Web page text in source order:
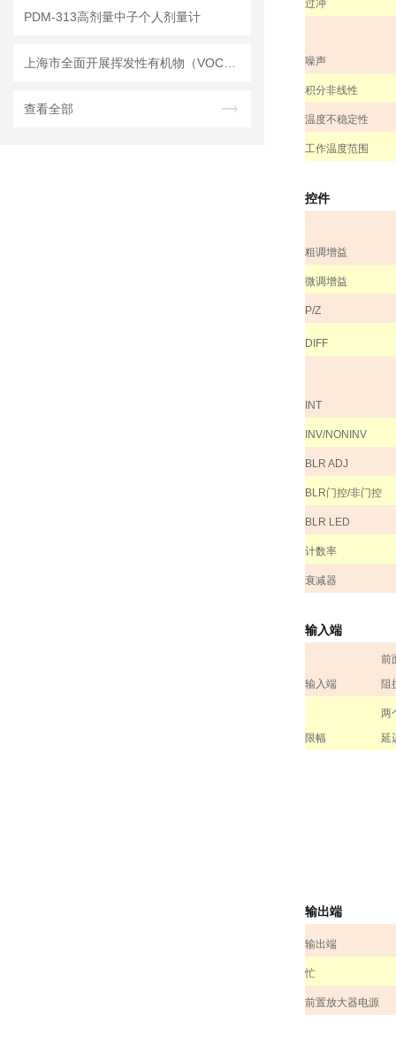
PDM-313高剂量中子个人剂量计
查看全部
过冲
噪声
积分非线性
温度不稳定性
工作温度范围
控件
粗调增益
微调增益
P/Z
DIFF
INT
INV/NONINV
BLR ADJ
BLR门控/非门控
BLR LED
计数率
衰减器
输入端
输入端
前
阻
限幅
两
延
输出端
输出端
忙
前置放大器电源